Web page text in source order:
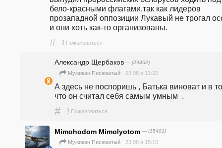
бело-красными флагами,так как лидеров
прозападной оппозиции Лукавый не трогал
и они хоть как-то организованы.
# ! Пожаловаться
Александр Щербаков — (29462)
Мужикан Писюкатый 23.08 в 13:22
А здесь не поспоришь , Батька виноват и в
что он считал себя самым умным  .
# ! Пожаловаться
Mimohodom Mimolyotom — (15401)
Мужикан Писюкатый 23.08 в 15:15